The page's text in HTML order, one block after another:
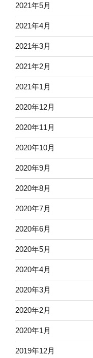
2021年5月
2021年4月
2021年3月
2021年2月
2021年1月
2020年12月
2020年11月
2020年10月
2020年9月
2020年8月
2020年7月
2020年6月
2020年5月
2020年4月
2020年3月
2020年2月
2020年1月
2019年12月